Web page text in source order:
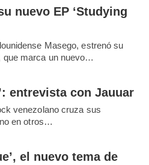
nuevo EP ‘Studying
Masego, estrenó su
que marca un nuevo…
entrevista con Jauuar
venezolano cruza sus
en otros…
el nuevo tema de